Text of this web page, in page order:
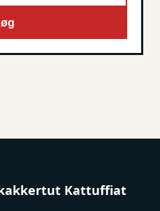
Kattuffiat